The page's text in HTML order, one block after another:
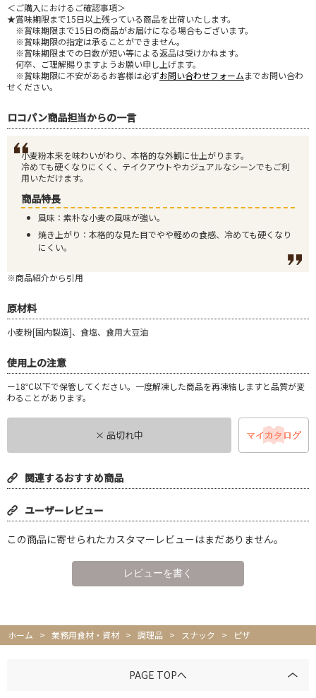
＜ご購入におけるご確認事項＞
★賞味期限まで15日以上残っている商品を出荷いたします。
※賞味期限まで15日の商品がお届けになる場合もございます。
※賞味期限の指定は承ることができません。
※賞味期限までの日数が短い等による返品は受けかねます。
何卒、ご理解賜りますようお願い申し上げます。
※賞味期限に不安があるお客様は必ずお問い合わせフォームまでお問い合わ
せください。
ロコパン商品担当からの一言
小麦粉本来を味わいがわり、本格的な外観に仕上がります。
冷めても硬くなりにくく、テイクアウトやカジュアルなシーンでもご利
用いただけます。
商品特長
風味：素朴な小麦の風味が強い。
焼き上がり：本格的な見た目でやや軽めの食感、冷めても硬くなり
にくい。
※商品紹介から引用
原材料
小麦粉[国内製造]、食塩、食用大豆油
使用上の注意
ー18℃以下で保管してください。一度解凍した商品を再凍結しますと品質が変
わることがあります。
× 品切れ中
関連するおすすめ商品
ユーザーレビュー
この商品に寄せられたカスタマーレビューはまだありません。
ホーム > 業務用食材・資材 > 調理品 > スナック > ピザ
PAGE TOPへ